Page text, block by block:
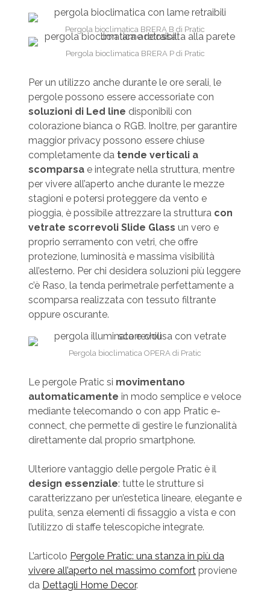
Pergola bioclimatica BRERA B di Pratic
Pergola bioclimatica BRERA P di Pratic
Per un utilizzo anche durante le ore serali, le
pergole possono essere accessoriate con
soluzioni di Led line disponibili con
colorazione bianca o RGB. Inoltre, per garantire
maggior privacy possono essere chiuse
completamente da tende verticali a
scomparsae integrate nella struttura, mentre
per vivere all’aperto anche durante le mezze
stagioni e potersi proteggere da vento e
pioggia, è possibile attrezzare la struttura con
vetrate scorrevoli Slide Glass un vero e
proprio serramento con vetri, che offre
protezione, luminosità e massima visibilità
all’esterno. Per chi desidera soluzioni più leggere
c’è Raso, la tenda perimetrale perfettamente a
scomparsa realizzata con tessuto filtrante
oppure oscurante.
Pergola bioclimatica OPERA di Pratic
Le pergole Pratic si movimentano
automaticamente in modo semplice e veloce
mediante telecomando o con app Pratic e-
connect, che permette di gestire le funzionalità
direttamente dal proprio smartphone.
Ulteriore vantaggio delle pergole Pratic è il
design essenziale: tutte le strutture si
caratterizzano per un’estetica lineare, elegante e
pulita, senza elementi di fissaggio a vista e con
l’utilizzo di staffe telescopiche integrate.
L’articolo Pergole Pratic: una stanza in più da
vivere all’aperto nel massimo comfortproviene
da Dettagli Home Decor.